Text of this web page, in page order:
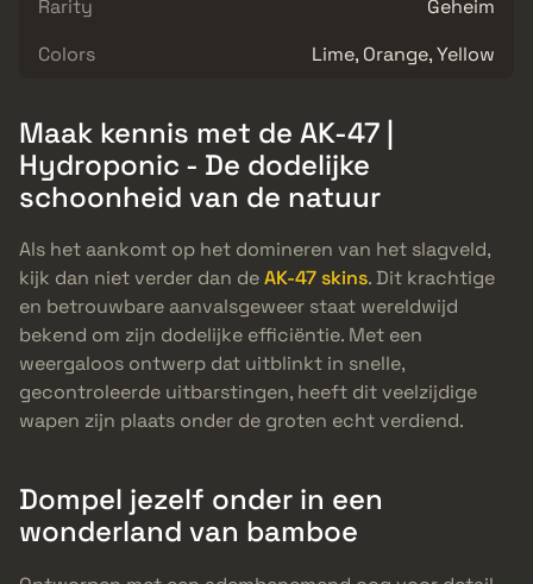
Rarity
Geheim
Colors
Lime, Orange, Yellow
Maak kennis met de AK-47 |
Hydroponic - De dodelijke
schoonheid van de natuur
Als het aankomt op het domineren van het slagveld,
kijk dan niet verder dan deAK-47 skins. Dit krachtige
en betrouwbare aanvalsgeweer staat wereldwijd
bekend om zijn dodelijke efficiëntie. Met een
weergaloos ontwerp dat uitblinkt in snelle,
gecontroleerde uitbarstingen, heeft dit veelzijdige
wapen zijn plaats onder de groten echt verdiend.
Dompel jezelf onder in een
wonderland van bamboe